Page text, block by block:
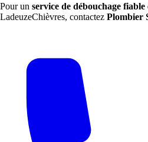
Pour un service de débouchage
LadeuzeChièvres, contactez Plombier